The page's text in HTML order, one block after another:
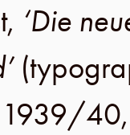
, ‘Die
1939/40